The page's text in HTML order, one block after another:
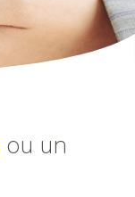
ou un